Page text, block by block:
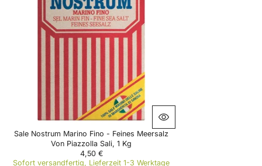
Sale Nostrum Marino Fino - Feines Meersalz
Von Piazzolla Sali, 1 Kg
R
4,50 €
Sofort versandfertig, Lieferzeit 1-3 Werktage